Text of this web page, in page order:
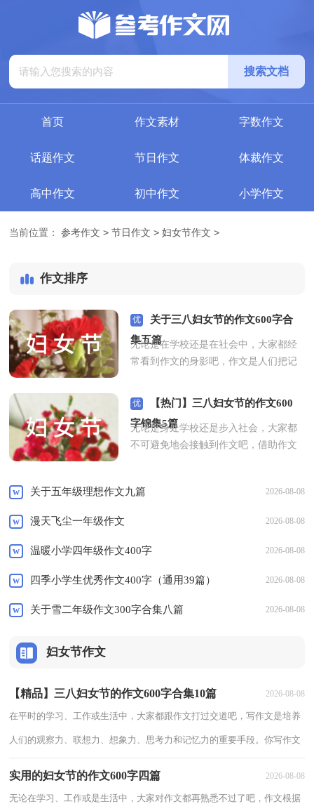
搜索文档
首页 作文素材 字数作文
话题作文 节日作文 体裁作文
高中作文 初中作文 小学作文
当前位置： 参考作文 > 节日作文 > 妇女节作文 >
作文排序
优
关于三八妇女节的作文600字合
集五篇
无论是在学校还是在社会中，大家都经
常看到作文的身影吧，作文是人们把记
书面形式表达出来的记叙方式。怎么写
作文才能避免踩雷呢？以下是小编帮大
家整理的三八妇女节的作文600...
[查看全文]
优
秀
【热门】三八妇女节的作文600
字锦集5篇
无论是身处学校还是步入社会，大家都
不可避免地会接触到作文吧，借助作文
的问题，下面是小编精心整理的三八妇
w 关于五年级理想作文九篇 2026-08-08
w 漫天飞尘一年级作文 2026-08-08
w 温暖小学四年级作文400字 2026-08-08
w 四季小学生优秀作文400字（通用39篇） 2026-08-08
w 关于雪二年级作文300字合集八篇 2026-08-08
妇女节作文
【精品】三八妇女节的作文600字合集10篇 2026-08-08
在平时的学习、工作或生活中，大家都跟作文打过交道吧，写作文是培养
人们的观察力、联想力、想象力、思考力和记忆力的重要手段。你写作文
实用的妇女节的作文600字四篇 2026-08-08
无论在学习、工作或是生活中，大家对作文都再熟悉不过了吧，作文根据